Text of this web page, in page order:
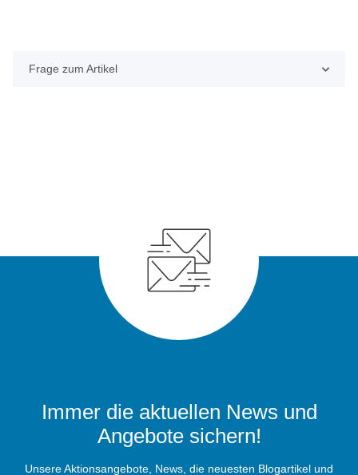
Frage zum Artikel
Immer die aktuellen News und
Angebote sichern!
Unsere Aktionsangebote, News, die neuesten Blogartikel und